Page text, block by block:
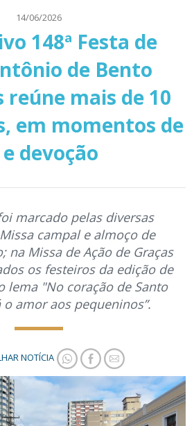
14/06/2026
148ª Festa de
de Bento
reúne mais de 10
em momentos de
devoção
marcado pelas diversas
campal e almoço de
na Missa de Ação de Graças
os festeiros da edição de
lema "No coração de Santo
amor aos pequeninos”.
NOTÍCIA